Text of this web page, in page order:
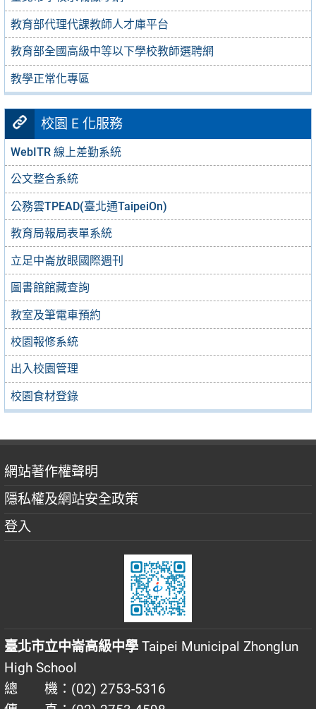
教育部代理代課教師人才庫平台
教育部全國高級中等以下學校教師選聘網
教學正常化專區
校園 E 化服務
WebITR 線上差勤系統
公文整合系統
公務雲TPEAD(臺北通TaipeiOn)
教育局報局表單系統
立足中崙放眼國際週刊
圖書館館藏查詢
教室及筆電車預約
校園報修系統
出入校園管理
校園食材登錄
網站著作權聲明
隱私權及網站安全政策
登入
臺北市立中崙高級中學 Taipei Municipal Zhonglun
High School
總 機：(02) 2753-5316